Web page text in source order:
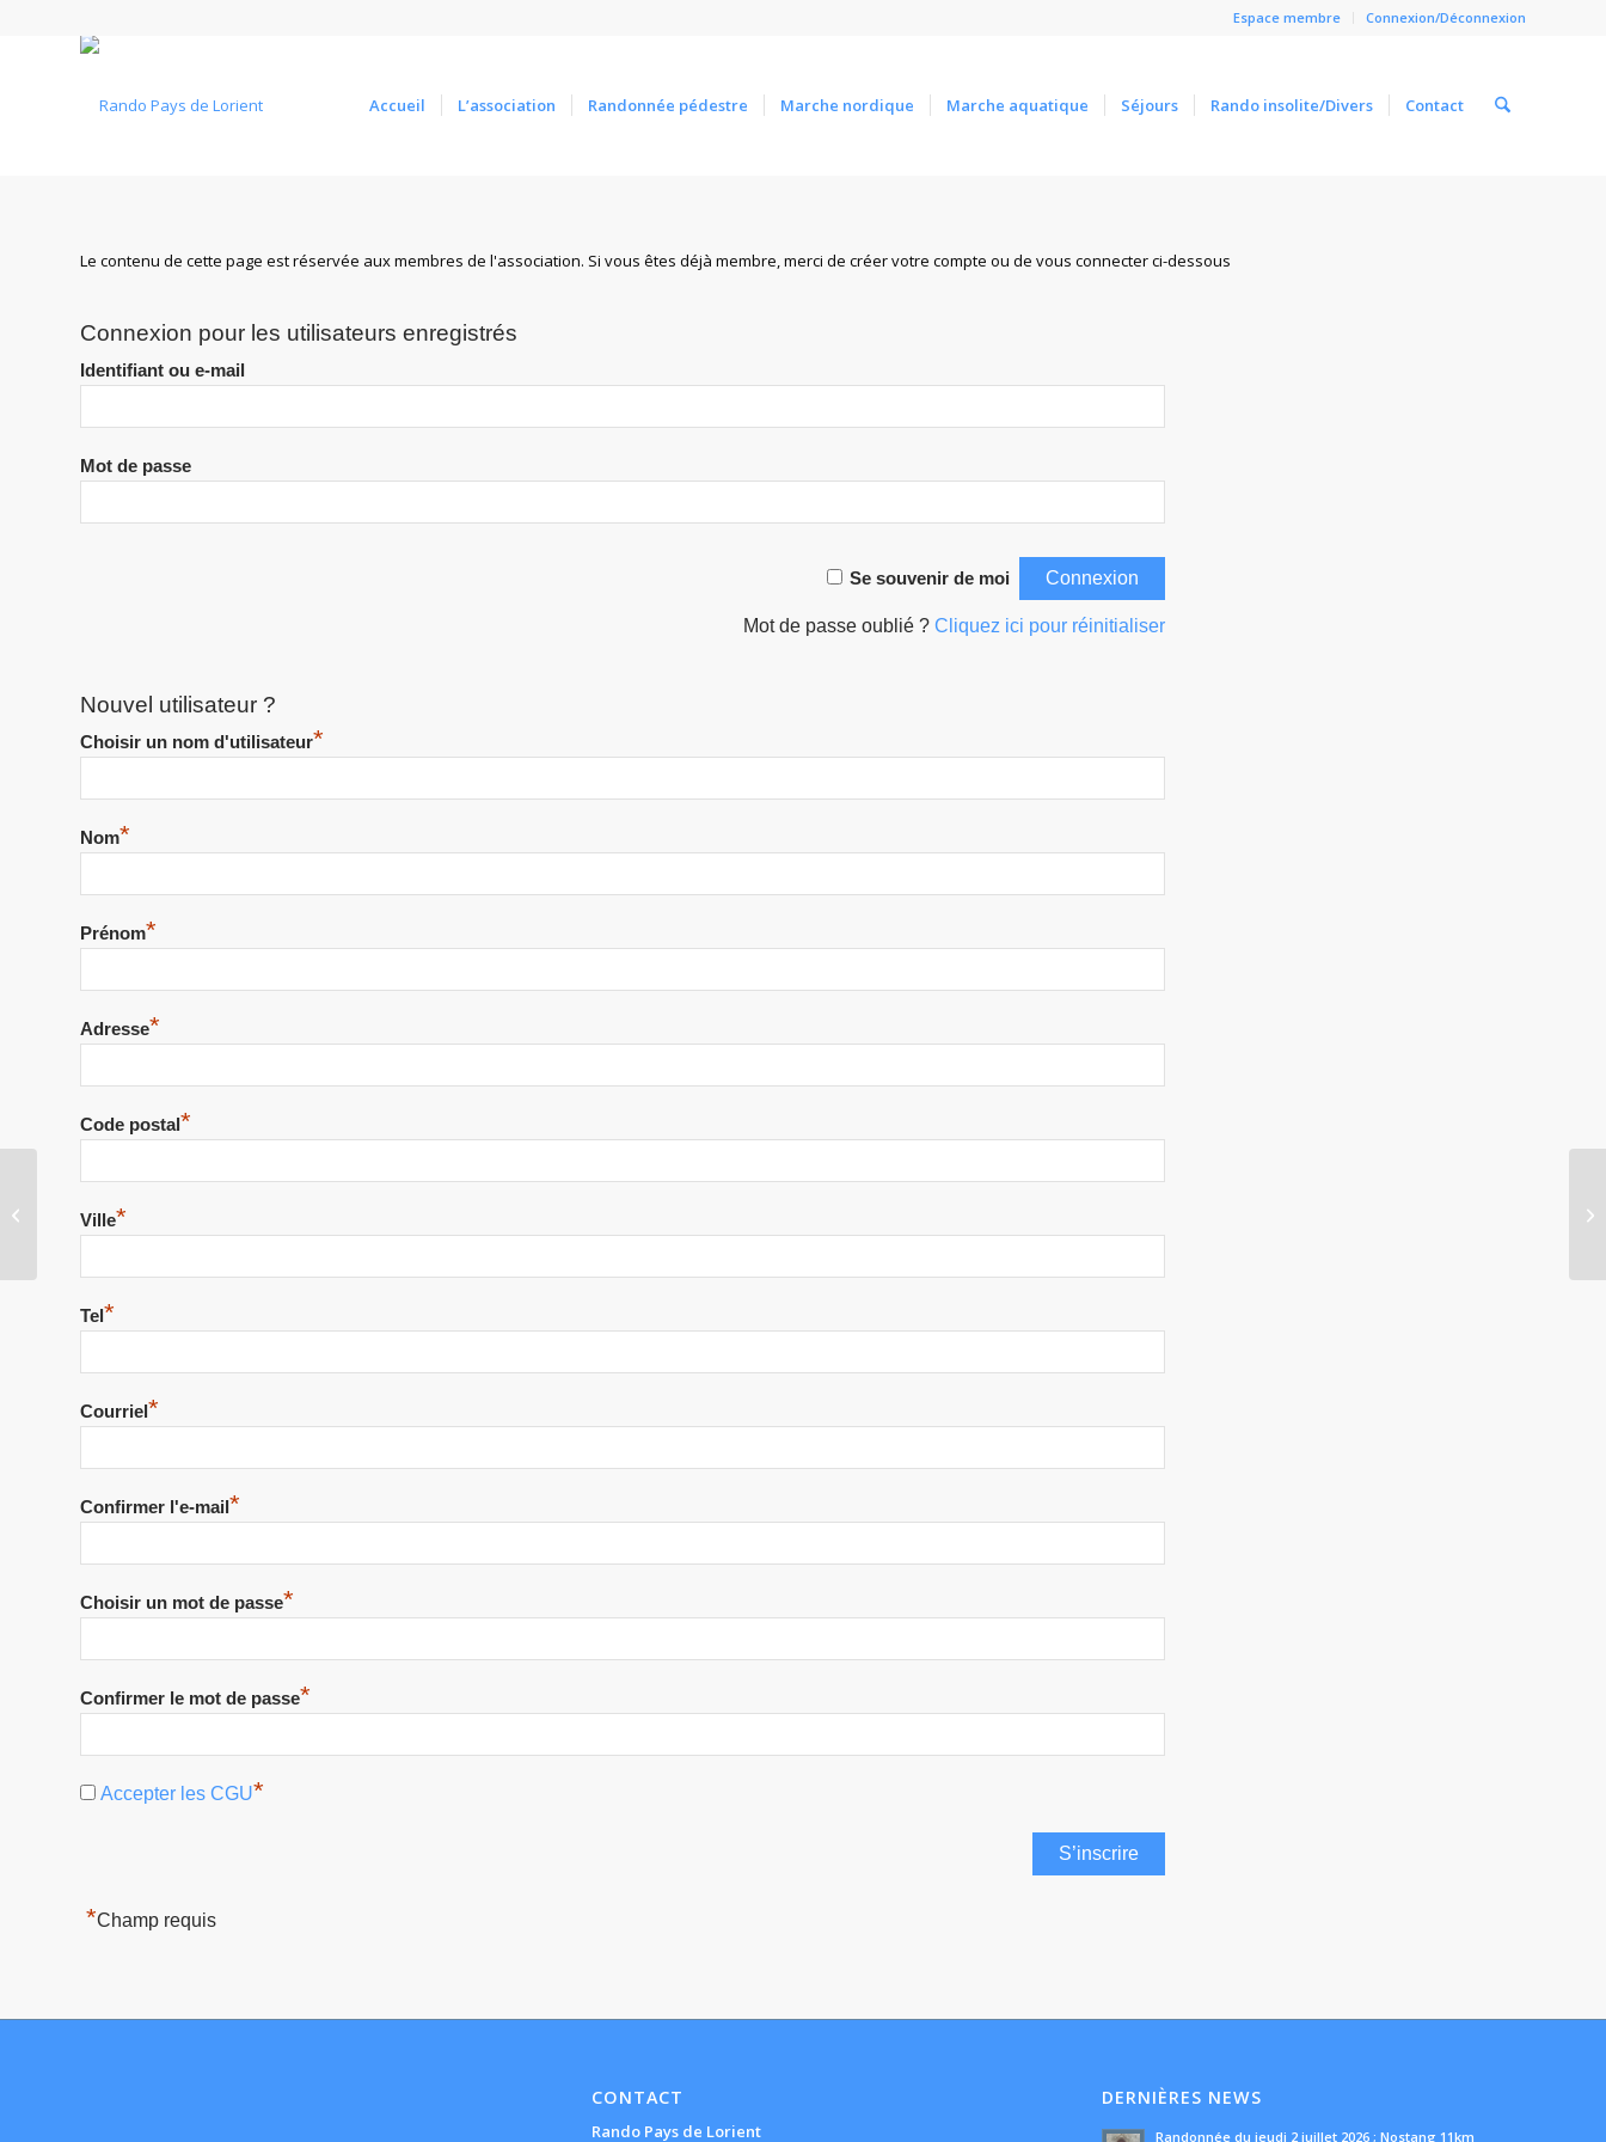
Espace membre Connexion/Déconnexion
Accueil L’association Randonnée pédestre Marche nordique Marche aquatique Séjours Rando insolite/Divers Contact
Le contenu de cette page est réservée aux membres de l'association. Si vous êtes déjà membre, merci de créer votre compte ou de vous connecter ci-dessous
Connexion pour les utilisateurs enregistrés
Identifiant ou e-mail
Mot de passe
Se souvenir de moi
Mot de passe oublié ? Cliquez ici pour réinitialiser
Nouvel utilisateur ?
Choisir un nom d'utilisateur*
Nom*
Prénom*
Adresse*
Code postal*
Ville*
Tel *
Courriel *
Confirmer l'e-mail *
Choisir un mot de passe*
Confirmer le mot de passe*
Accepter les CGU*
*Champ requis
CONTACT
Rando Pays de Lorient
DERNIÈRES NEWS
Randonnée du jeudi 2 juillet 2026 ; Nostang 11km
RIEC-sur-Belon